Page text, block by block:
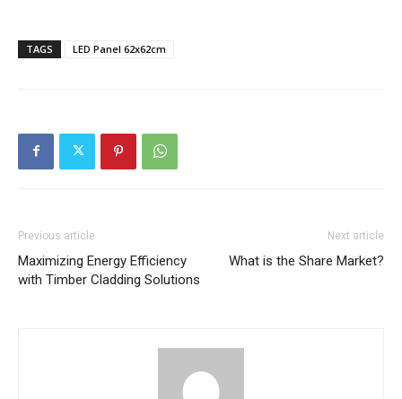
TAGS LED Panel 62x62cm
Previous article
Maximizing Energy Efficiency
with Timber Cladding Solutions
Next article
What is the Share Market?